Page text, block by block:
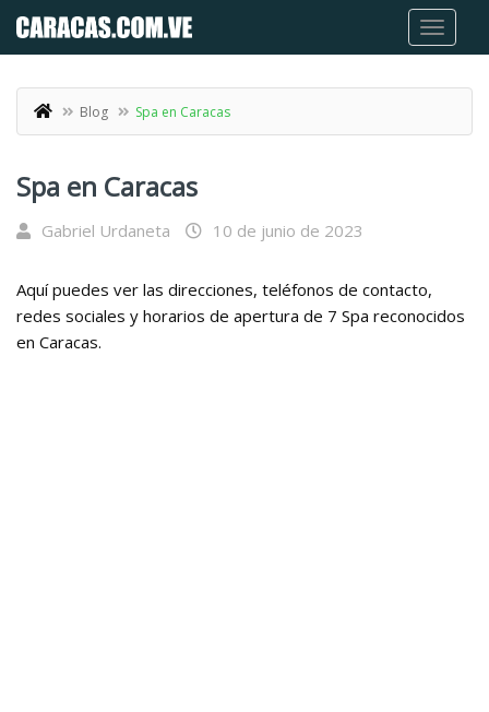
Blog Spa en Caracas
Spa en Caracas
Gabriel Urdaneta 10 de junio de 2023
Aquí puedes ver las direcciones, teléfonos de contacto,
redes sociales y horarios de apertura de 7 Spa reconocidos
en Caracas.